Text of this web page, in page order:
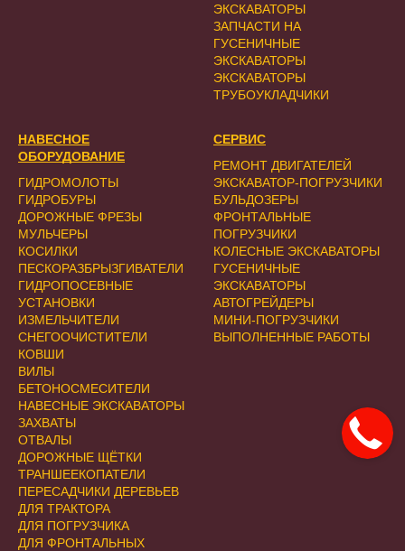
НАВЕСНОЕ
ОБОРУДОВАНИЕ
ГИДРОМОЛОТЫ
ГИДРОБУРЫ
ДОРОЖНЫЕ ФРЕЗЫ
МУЛЬЧЕРЫ
КОСИЛКИ
ПЕСКОРАЗБРЫЗГИВАТЕЛИ
ГИДРОПОСЕВНЫЕ
УСТАНОВКИ
ИЗМЕЛЬЧИТЕЛИ
СНЕГООЧИСТИТЕЛИ
КОВШИ
ВИЛЫ
БЕТОНОСМЕСИТЕЛИ
НАВЕСНЫЕ ЭКСКАВАТОРЫ
ЗАХВАТЫ
ОТВАЛЫ
ДОРОЖНЫЕ ЩЁТКИ
ТРАНШЕЕКОПАТЕЛИ
ПЕРЕСАДЧИКИ ДЕРЕВЬЕВ
ДЛЯ ТРАКТОРА
ДЛЯ ПОГРУЗЧИКА
ДЛЯ ФРОНТАЛЬНЫХ
ЭКСКАВАТОРЫ
ЗАПЧАСТИ НА
ГУСЕНИЧНЫЕ
ЭКСКАВАТОРЫ
ЭКСКАВАТОРЫ
ТРУБОУКЛАДЧИКИ
СЕРВИС
РЕМОНТ ДВИГАТЕЛЕЙ
ЭКСКАВАТОР-ПОГРУЗЧИКИ
БУЛЬДОЗЕРЫ
ФРОНТАЛЬНЫЕ
ПОГРУЗЧИКИ
КОЛЕСНЫЕ ЭКСКАВАТОРЫ
ГУСЕНИЧНЫЕ
ЭКСКАВАТОРЫ
АВТОГРЕЙДЕРЫ
МИНИ-ПОГРУЗЧИКИ
ВЫПОЛНЕННЫЕ РАБОТЫ